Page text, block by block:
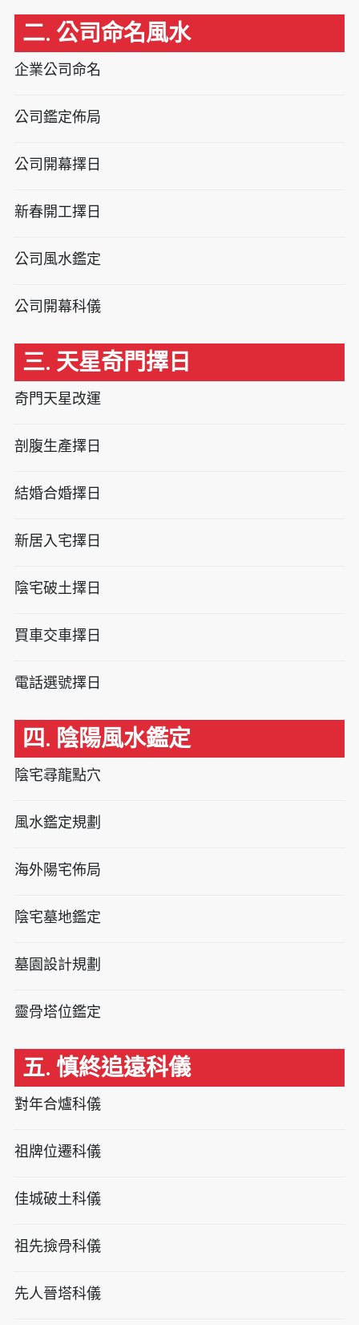
二. 公司命名風水
企業公司命名
公司鑑定佈局
公司開幕擇日
新春開工擇日
公司風水鑑定
公司開幕科儀
三. 天星奇門擇日
奇門天星改運
剖腹生產擇日
結婚合婚擇日
新居入宅擇日
陰宅破土擇日
買車交車擇日
電話選號擇日
四. 陰陽風水鑑定
陰宅尋龍點穴
風水鑑定規劃
海外陽宅佈局
陰宅墓地鑑定
墓園設計規劃
靈骨塔位鑑定
五. 慎終追遠科儀
對年合爐科儀
祖牌位遷科儀
佳城破土科儀
祖先撿骨科儀
先人晉塔科儀